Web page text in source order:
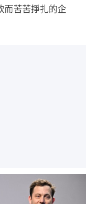
而苦苦掙扎的企